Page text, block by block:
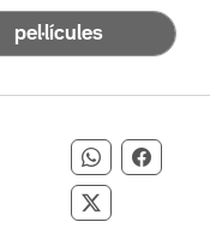
pel·lícules
Compartir
Compartir